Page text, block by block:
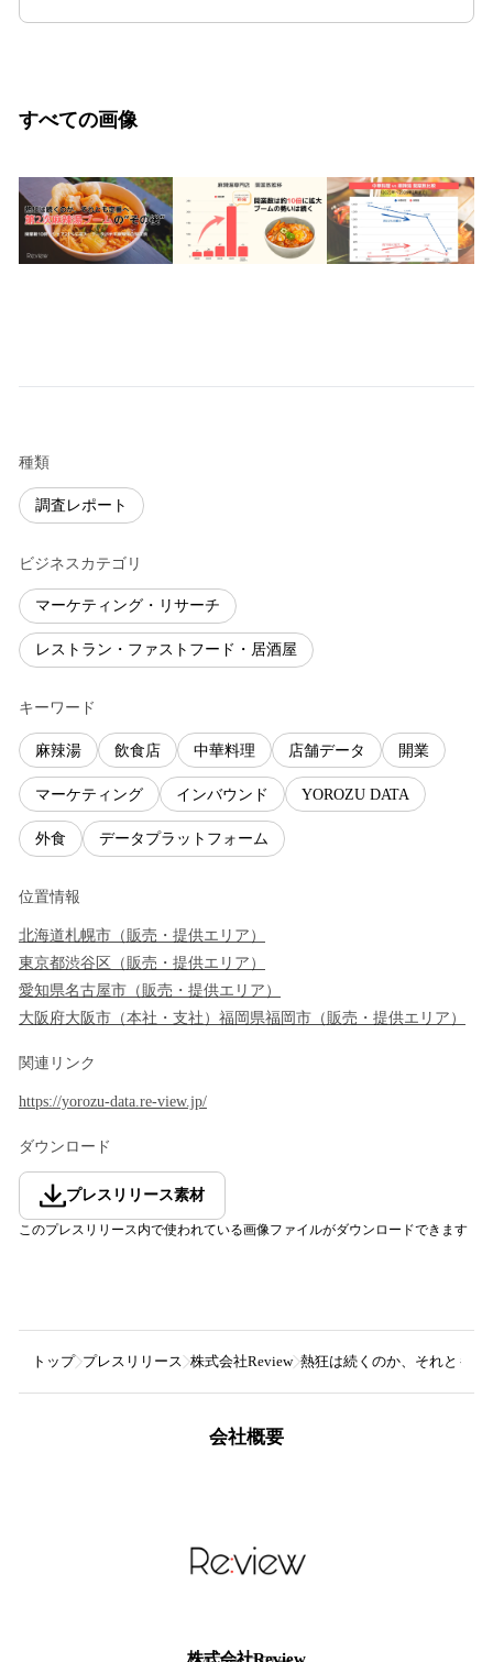
すべての画像
種類
調査レポート
ビジネスカテゴリ
マーケティング・リサーチ
レストラン・ファストフード・居酒屋
キーワード
麻辣湯 飲食店 中華料理 店舗データ 開業
マーケティング インバウンド YOROZU DATA
外食 データプラットフォーム
位置情報
北海道札幌市 （ 販売・提供エリア ）
東京都渋谷区 （ 販売・提供エリア ）
愛知県名古屋市 （ 販売・提供エリア ）
大阪府大阪市 （本社・支社 ） 福岡県福岡市 （ 販売・提供エリア ）
関連リンク
https://yorozu-data.re-view.jp/
ダウンロード
プレスリリース素材
このプレスリリース内で使われている画像ファイルがダウンロードできます
トップ プレスリリース 株式会社Review 熱狂は続くのか、それとも定
会社概要
株式会社Review